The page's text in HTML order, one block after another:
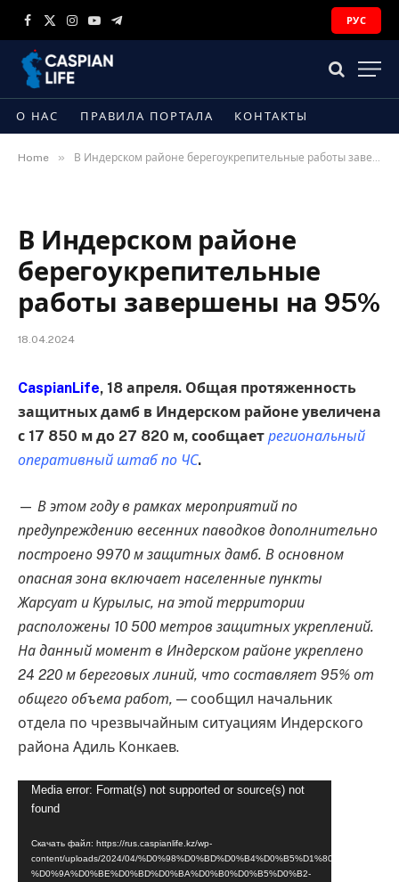
Facebook
X
Instagram
YouTubeTelegram
РУС
О НАС ПРАВИЛА ПОРТАЛА КОНТАКТЫ
Home » В Индерском районе берегоукрепительные работы завершены на 95%
В Индерском районе
берегоукрепительные
работы завершены на 95%
18.04.2024
CaspianLife, 18 апреля. Общая протяженность
защитных дамб в Индерском районе увеличена
с 17 850 м до 27 820 м, сообщает региональный
оперативный штаб по ЧС.
— В этом году в рамках мероприятий по
предупреждению весенних паводков дополнительно
построено 9970 м защитных дамб. В основном
опасная зона включает населенные пункты
Жарсуат и Курылыс, на этой территории
расположены 10 500 метров защитных укреплений.
На данный момент в Индерском районе укреплено
24 220 м береговых линий, что составляет 95% от
общего объема работ, — сообщил начальник
отдела по чрезвычайным ситуациям Индерского
района Адиль Конкаев.
Видеоплеер
Media error: Format(s) not supported or source(s) not
found
Скачать файл: https://rus.caspianlife.kz/wp-
content/uploads/2024/04/%D0%98%D0%BD%D0%B4%D0%B5%D1%80-
%D0%9A%D0%BE%D0%BD%D0%BA%D0%B0%D0%B5%D0%B2-